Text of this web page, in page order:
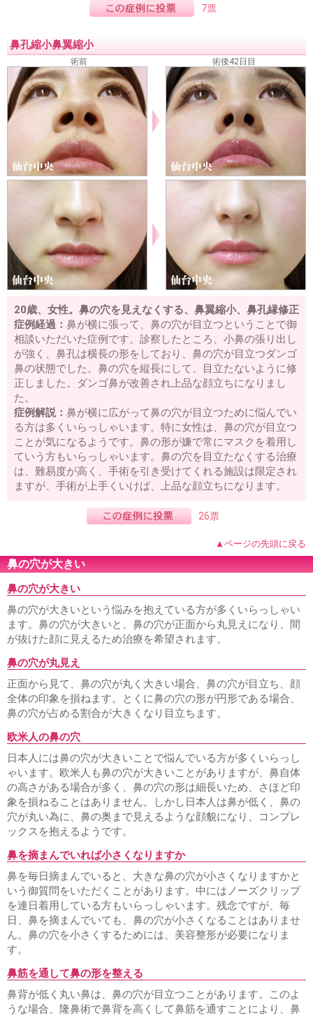
7票
鼻孔縮小鼻翼縮小
術前 術後42日目
20歳、女性。鼻の穴を見えなくする、鼻翼縮小、鼻孔縁修正
症例経過： 鼻が横に張って、鼻の穴が目立つということで御
相談いただいた症例です。診察したところ、小鼻の張り出し
が強く、鼻孔は横長の形をしており、鼻の穴が目立つダンゴ
鼻の状態でした。鼻の穴を縦長にして、目立たないように修
正しました。ダンゴ鼻が改善され上品な顔立ちになりまし
た。
症例解説： 鼻が横に広がって鼻の穴が目立つために悩んでい
る方は多くいらっしゃいます。特に女性は、鼻の穴が目立つ
ことが気になるようです。鼻の形が嫌で常にマスクを着用し
ていう方もいらっしゃいます。鼻の穴を目立たなくする治療
は、難易度が高く、手術を引き受けてくれる施設は限定され
ますが、手術が上手くいけば、上品な顔立ちになります。
26票
▲ページの先頭に戻る
鼻の穴が大きい
鼻の穴が大きい
鼻の穴が大きいという悩みを抱えている方が多くいらっしゃい
ます。鼻の穴が大きいと、鼻の穴が正面から丸見えになり、間
が抜けた顔に見えるため治療を希望されます。
鼻の穴が丸見え
正面から見て、鼻の穴が丸く大きい場合、鼻の穴が目立ち、顔
全体の印象を損ねます。とくに鼻の穴の形が円形である場合、
鼻の穴が占める割合が大きくなり目立ちます。
欧米人の鼻の穴
日本人には鼻の穴が大きいことで悩んでいる方が多くいらっし
ゃいます。欧米人も鼻の穴が大きいことがありますが、鼻自体
の高さがある場合が多く、鼻の穴の形は細長いため、さほど印
象を損ねることはありません。しかし日本人は鼻が低く、鼻の
穴が丸い為に、鼻の奥まで見えるような顔貌になり、コンプレ
ックスを抱えるようです。
鼻を摘まんでいれば小さくなりますか
鼻を毎日摘まんでいると、大きな鼻の穴が小さくなりますかと
いう御質問をいただくことがあります。中にはノーズクリップ
を連日着用している方もいらっしゃいます。残念ですが、毎
日、鼻を摘まんでいても、鼻の穴が小さくなることはありませ
ん。鼻の穴を小さくするためには、美容整形が必要になりま
す。
鼻筋を通して鼻の形を整える
鼻背が低く丸い鼻は、鼻の穴が目立つことがあります。このよ
うな場合、隆鼻術で鼻背を高くして鼻筋を通すことにより、鼻